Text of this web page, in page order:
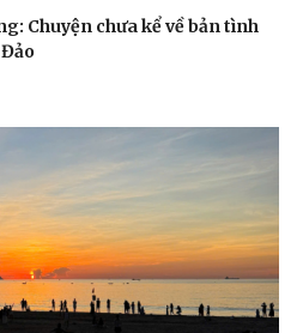
Chuyện chưa kể về bản tình